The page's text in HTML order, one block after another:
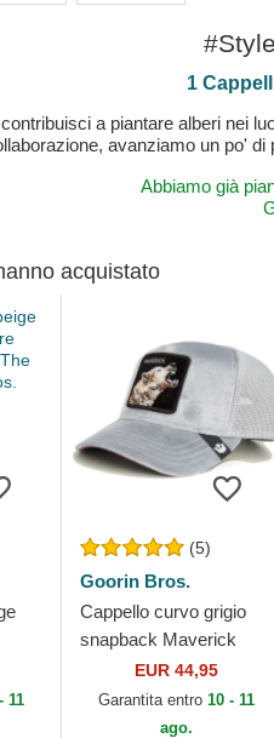
1
a piantare alberi nei
avanziamo un po'
Abbiamo già
acquistato
11
(5)
Goorin Bros.
Cappello curvo grigio
snapback Maverick
Wolf Velour The Farm
Goorin Bros.
EUR 44,95
Garantita entro 10 - 11
ago.